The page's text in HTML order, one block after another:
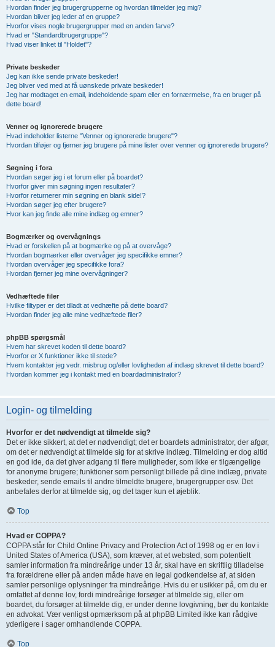
Hvordan finder jeg brugergrupperne og hvordan tilmelder jeg mig?
Hvordan bliver jeg leder af en gruppe?
Hvorfor vises nogle brugergrupper med en anden farve?
Hvad er "Standardbrugergruppe"?
Hvad viser linket til "Holdet"?
Private beskeder
Jeg kan ikke sende private beskeder!
Jeg bliver ved med at få uønskede private beskeder!
Jeg har modtaget en email, indeholdende spam eller en fornærmelse, fra en bruger på
dette board!
Venner og ignorerede brugere
Hvad indeholder listerne "Venner og ignorerede brugere"?
Hvordan tilføjer og fjerner jeg brugere på mine lister over venner og ignorerede brugere?
Søgning i fora
Hvordan søger jeg i et forum eller på boardet?
Hvorfor giver min søgning ingen resultater?
Hvorfor returnerer min søgning en blank side!?
Hvordan søger jeg efter brugere?
Hvor kan jeg finde alle mine indlæg og emner?
Bogmærker og overvågnings
Hvad er forskellen på at bogmærke og på at overvåge?
Hvordan bogmærker eller overvåger jeg specifikke emner?
Hvordan overvåger jeg specifikke fora?
Hvordan fjerner jeg mine overvågninger?
Vedhæftede filer
Hvilke filtyper er det tilladt at vedhæfte på dette board?
Hvordan finder jeg alle mine vedhæftede filer?
phpBB spørgsmål
Hvem har skrevet koden til dette board?
Hvorfor er X funktioner ikke til stede?
Hvem kontakter jeg vedr. misbrug og/eller lovligheden af indlæg skrevet til dette board?
Hvordan kommer jeg i kontakt med en boardadministrator?
Login- og tilmelding
Hvorfor er det nødvendigt at tilmelde sig?
Det er ikke sikkert, at det er nødvendigt; det er boardets administrator, der afgør,
om det er nødvendigt at tilmelde sig for at skrive indlæg. Tilmelding er dog altid
en god ide, da det giver adgang til flere muligheder, som ikke er tilgængelige
for anonyme brugere; funktioner som personligt billede på dine indlæg, private
beskeder, sende emails til andre tilmeldte brugere, brugergrupper osv. Det
anbefales derfor at tilmelde sig, og det tager kun et øjeblik.
Top
Hvad er COPPA?
COPPA står for Child Online Privacy and Protection Act of 1998 og er en lov i
United States of America (USA), som kræver, at et websted, som potentielt
samler information fra mindreårige under 13 år, skal have en skriftlig tilladelse
fra forældrene eller på anden måde have en legal godkendelse af, at siden
samler personlige oplysninger fra mindreårige. Hvis du er usikker på, om du er
omfattet af denne lov, fordi mindreårige forsøger at tilmelde sig, eller om
boardet, du forsøger at tilmelde dig, er under denne lovgivning, bør du kontakte
en advokat. Vær venligst opmærksom på at phpBB Limited ikke kan rådgive
yderligere i sager omhandlende COPPA.
Top